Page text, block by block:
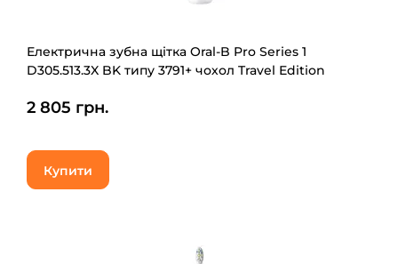
Електрична зубна щітка Oral-B Pro Series 1
D305.513.3X BK типу 3791+ чохол Travel Edition
2 805 грн.
Купити